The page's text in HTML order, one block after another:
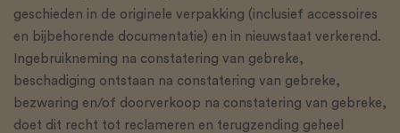
geschieden in de originele verpakking (inclusief accessoires
en bijbehorende documentatie) en in nieuwstaat verkerend.
Ingebruikneming na constatering van gebreke,
beschadiging ontstaan na constatering van gebreke,
bezwaring en/of doorverkoop na constatering van gebreke,
doet dit recht tot reclameren en terugzending geheel